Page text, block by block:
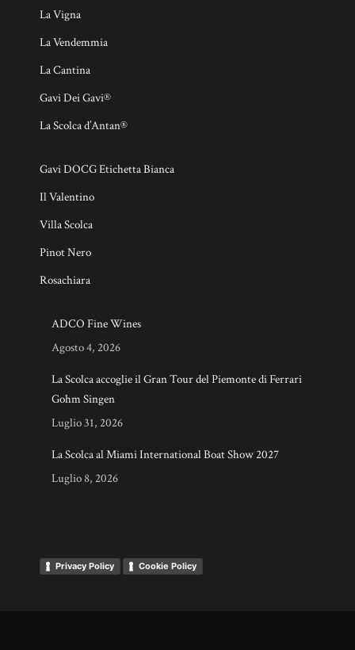
La Vigna
La Vendemmia
La Cantina
Gavi Dei Gavi®
La Scolca d’Antan®
Gavi DOCG Etichetta Bianca
Il Valentino
Villa Scolca
Pinot Nero
Rosachiara
ADCO Fine Wines
Agosto 4, 2026
La Scolca accoglie il Gran Tour del Piemonte di Ferrari
Gohm Singen
Luglio 31, 2026
La Scolca al Miami International Boat Show 2027
Luglio 8, 2026
Privacy Policy Cookie Policy